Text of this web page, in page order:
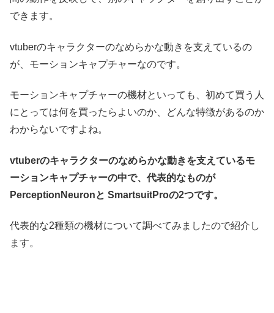
できます。
vtuberのキャラクターのなめらかな動きを支えているの
が、モーションキャプチャーなのです。
モーションキャプチャーの機材といっても、初めて買う人
にとっては何を買ったらよいのか、どんな特徴があるのか
わからないですよね。
vtuberのキャラクターのなめらかな動きを支えているモ
ーションキャプチャーの中で、代表的なものが
PerceptionNeuronと SmartsuitProの2つです。
代表的な2種類の機材について調べてみましたので紹介し
ます。